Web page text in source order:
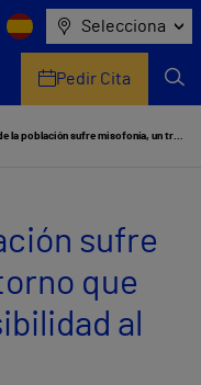
Selecciona
Pedir Cita
Un 20% de la población sufre misofonía, un trastorno que provoca hipersensibilidad al ruido
sufre
que
al